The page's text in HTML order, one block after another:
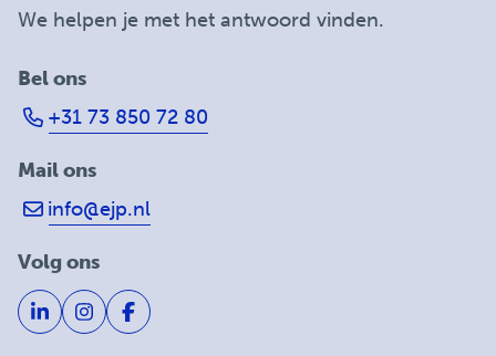
We helpen je met het antwoord vinden.
Bel ons
+31 73 850 72 80
Mail ons
info@ejp.nl
Volg ons